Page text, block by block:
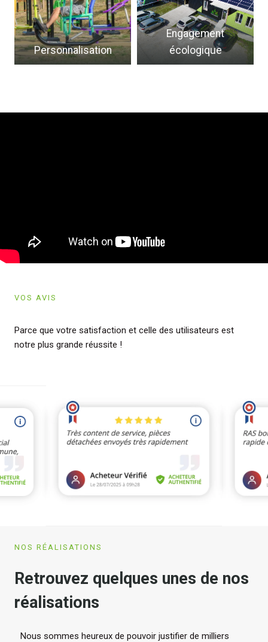
Personnalisation
Engagement
écologique
VOS AVIS
Parce que votre satisfaction et celle des utilisateurs est
notre plus grande réussite !
NOS RÉALISATIONS
Retrouvez quelques unes de nos
réalisations
Nous sommes heureux de pouvoir justifier de milliers